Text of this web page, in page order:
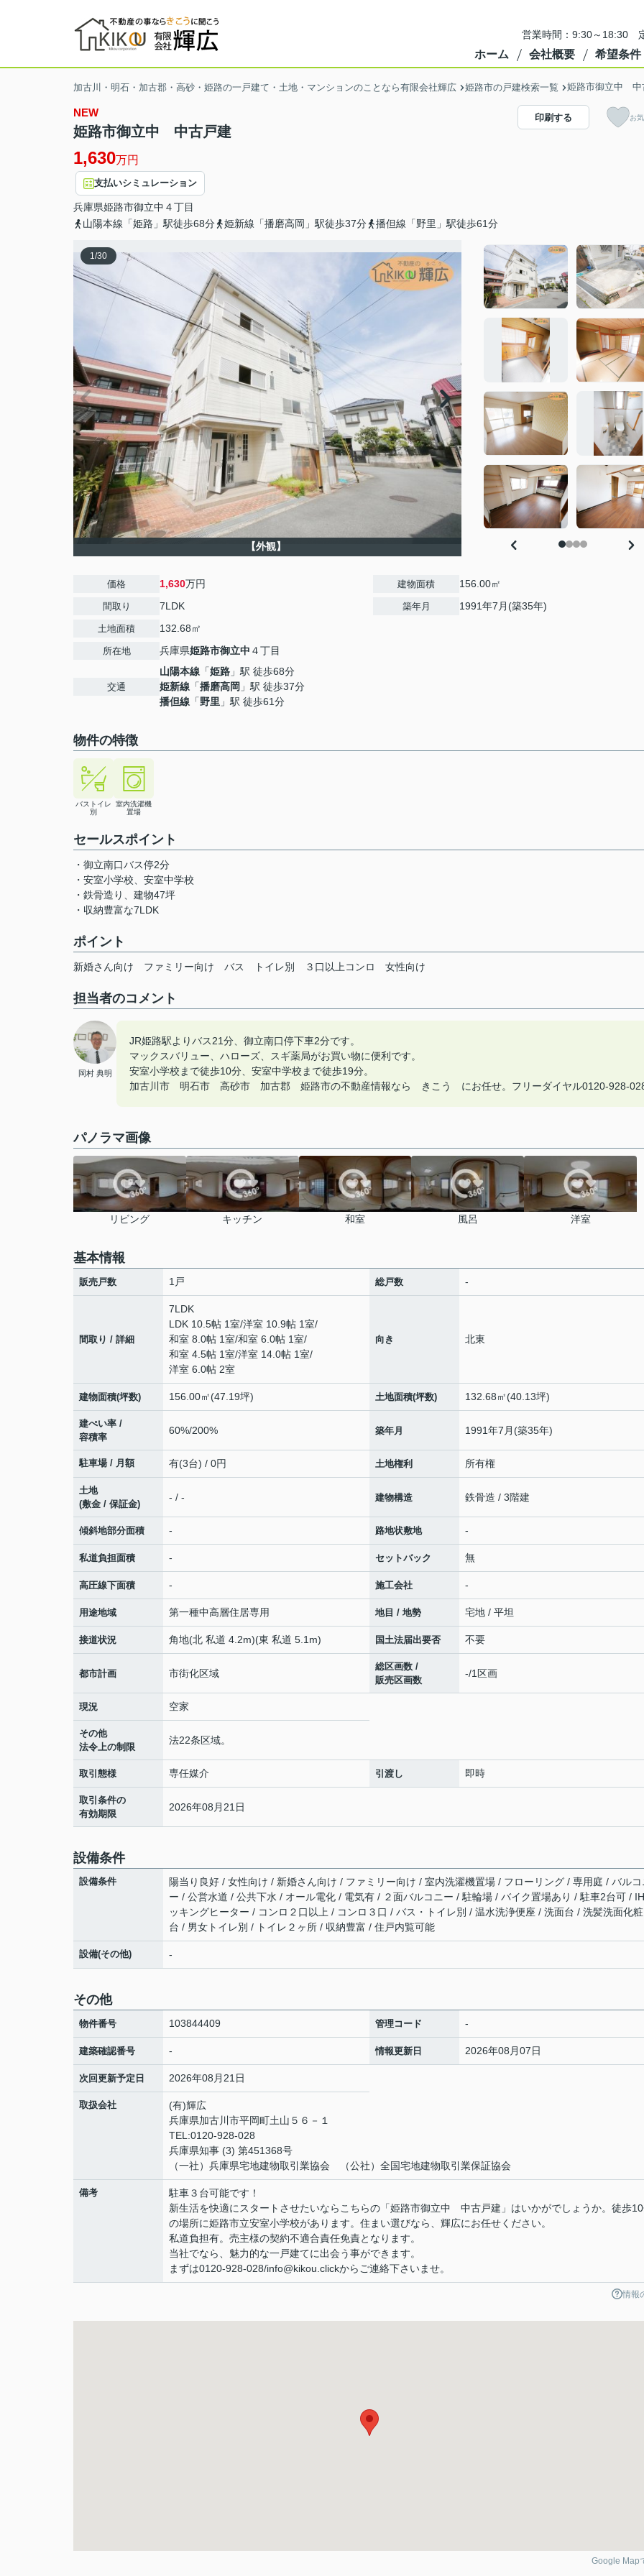
営業時間：9:30～18:30
ホーム 会社概要 希望条件
加古川・明石・加古郡・高砂・姫路の一戸建て・土地・マンションのことなら有限会社輝広 姫路市の戸建検索一覧 姫路市御立中 中
NEW
姫路市御立中 中古戸建
1,630万円
支払いシミュレーション
兵庫県姫路市御立中 ４丁目
山陽本線「姫路」駅徒歩68分
姫新線「播磨高岡」駅徒歩37分 播但線「野里」駅徒歩61分
印刷する お
1/30
【外観】
価格 1,630万円
間取り 7LDK
土地面積 132.68㎡
所在地 兵庫県姫路市御立中 ４丁目
交通
山陽本線 「姫路 」駅 徒歩68分
姫新線 「播磨高岡 」駅 徒歩37分
播但線 「野里 」駅 徒歩61分
建物面積 156.00㎡
築年月 1991年7月(築35年)
物件の特徴
バストイレ
別
室内洗濯機
置場
セールスポイント
・御立南口バス停2分
・安室小学校、安室中学校
・鉄骨造り、建物47坪
・収納豊富な7LDK
ポイント
新婚さん向け ファミリー向け バス トイレ別 ３口以上コンロ 女性向け
担当者のコメント
岡村 典明
JR姫路駅よりバス21分、御立南口停下車2分です。
マックスバリュー、ハローズ、スギ薬局がお買い物に便利です。
安室小学校まで徒歩10分、安室中学校まで徒歩19分。
加古川市 明石市 高砂市 加古郡 姫路市の不動産情報なら きこう にお任せ。フリーダイヤル0120-928-
パノラマ画像
リビング キッチン 和室 風呂 洋室
基本情報
販売戸数 1戸 総戸数 -
間取り / 詳細
7LDK
LDK 10.5帖 1室/洋室 10.9帖 1室/
和室 8.0帖 1室/和室 6.0帖 1室/
和室 4.5帖 1室/洋室 14.0帖 1室/
洋室 6.0帖 2室
向き 北東
建物面積(坪数) 156.00㎡(47.19坪) 土地面積(坪数) 132.68㎡(40.13坪)
建ぺい率 /
容積率
60%/200% 築年月 1991年7月(築35年)
駐車場 / 月額 有(3台) / 0円 土地権利 所有権
土地
(敷金 / 保証金)
- / - 建物構造 鉄骨造 / 3階建
傾斜地部分面積 - 路地状敷地 -
私道負担面積 - セットバック 無
高圧線下面積 - 施工会社 -
用途地域 第一種中高層住居専用 地目 / 地勢 宅地 / 平坦
接道状況 角地(北 私道 4.2m)(東 私道 5.1m) 国土法届出要否 不要
都市計画 市街化区域
総区画数 /
販売区画数
-/1区画
現況 空家
その他
法令上の制限
法22条区域。
取引態様 専任媒介 引渡し 即時
取引条件の
有効期限
2026年08月21日
設備条件
設備条件
陽当り良好 / 女性向け / 新婚さん向け / ファミリー向け / 室内洗濯機置場 / フローリング / 専用庭 / バルコ
ー / 公営水道 / 公共下水 / オール電化 / 電気有 / ２面バルコニー / 駐輪場 / バイク置場あり / 駐車2台可 /
ッキングヒーター / コンロ２口以上 / コンロ３口 / バス・トイレ別 / 温水洗浄便座 / 洗面台 / 洗髪洗面化粧
台 / 男女トイレ別 / トイレ２ヶ所 / 収納豊富 / 住戸内覧可能
設備(その他) -
その他
物件番号 103844409 管理コード -
建築確認番号 - 情報更新日 2026年08月07日
次回更新予定日 2026年08月21日
取扱会社
(有)輝広
兵庫県加古川市平岡町土山５６－１
TEL:0120-928-028
兵庫県知事 (3) 第451368号
（一社）兵庫県宅地建物取引業協会 （公社）全国宅地建物取引業保証協会
備考
駐車３台可能です！
新生活を快適にスタートさせたいならこちらの「姫路市御立中 中古戸建」はいかがでしょうか。徒歩
の場所に姫路市立安室小学校があります。住まい選びなら、輝広にお任せください。
私道負担有。売主様の契約不適合責任免責となります。
当社でなら、魅力的な一戸建てに出会う事ができます。
まずは0120-928-028/info@kikou.clickからご連絡下さいませ。
情報
Google Map